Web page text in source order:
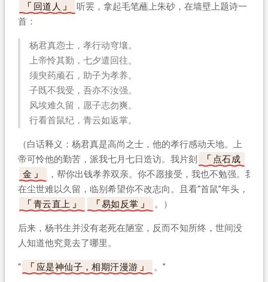
回道人
听罢，拿起毛笔蘸上朱砂，在墙壁上题诗一
首：
杨君真悫士，孝行动穹壤。
上帝怜其勤，七夕遣回往。
须臾药顽石，助子为孝养。
子既不我受，吾亦不汝强。
风埃难久留，愿子志勿爽。
行看首鼠纪，青云如返掌。
（白话释义：杨君真是高尚之士，他的孝行感动天地。上
帝可怜他的勤苦，派我七月七日造访。我片刻
点石成
金
，帮你出钱孝养双亲。你不愿接受，我也不勉强。我
在尘世难以久留，临别希望你不改志向。且看“首鼠”年头，
青云直上
易如反掌 。）
后来，杨书生并没有老死在陋室，反而不知所终，世间没
人知道他究竟去了哪里。
“ 应是神仙子，相期汗漫游 。”